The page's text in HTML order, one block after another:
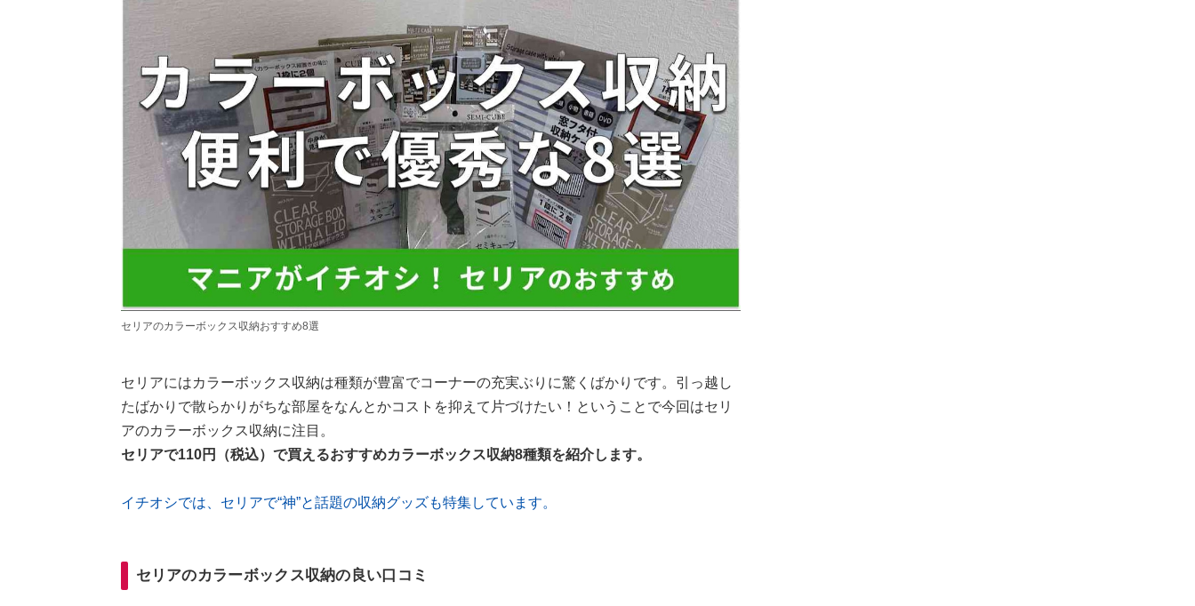
セリアのカラーボックス収納おすすめ8選
セリアにはカラーボックス収納は種類が豊富でコーナーの充実ぶりに驚くばかりです。引っ越し
たばかりで散らかりがちな部屋をなんとかコストを抑えて片づけたい！ということで今回はセリ
アのカラーボックス収納に注目。
セリアで110円（税込）で買えるおすすめカラーボックス収納8種類を紹介します。
イチオシでは、セリアで“神”と話題の収納グッズも特集しています。
セリアのカラーボックス収納の良い口コミ